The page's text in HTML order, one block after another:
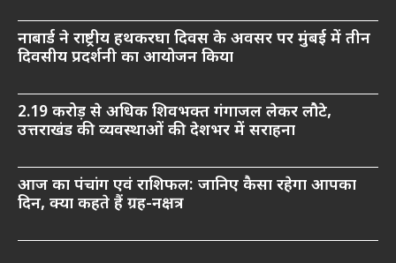
नाबार्ड ने राष्ट्रीय हथकरघा दिवस के अवसर पर मुंबई में तीन
दिवसीय प्रदर्शनी का आयोजन किया
2.19 करोड़ से अधिक शिवभक्त गंगाजल लेकर लौटे,
उत्तराखंड की व्यवस्थाओं की देशभर में सराहना
आज का पंचांग एवं राशिफल: जानिए कैसा रहेगा आपका
दिन, क्या कहते हैं ग्रह-नक्षत्र